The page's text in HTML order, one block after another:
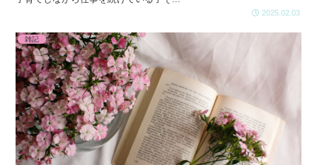
2025.02.03
雑記